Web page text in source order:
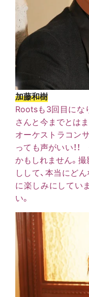
加藤和樹
Rootsも3回目にな
さんと今までとは
オーケストラコン
っても声がいい！
かもしれません。
しして、本当にど
に楽しみにしてい
い。